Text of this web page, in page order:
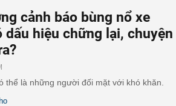
cảnh báo bùng nổ xe
dấu hiệu chững lại, chuyện
thể là những người đối mặt với khó khăn.